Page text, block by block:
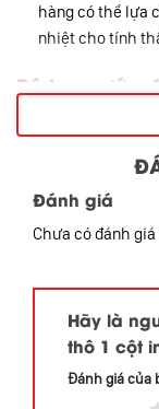
hàng có thể lựa
nhiệt cho tính
Bộ lọc nước
Được trang bị công
dụng những lợi ích
Ngăn chặn cặn
kết cấu vật liệu
Công suất lọc
ngày của các
Đánh giá
Chưa có đánh giá
Hãy là
thô 1 cột
Đánh giá của